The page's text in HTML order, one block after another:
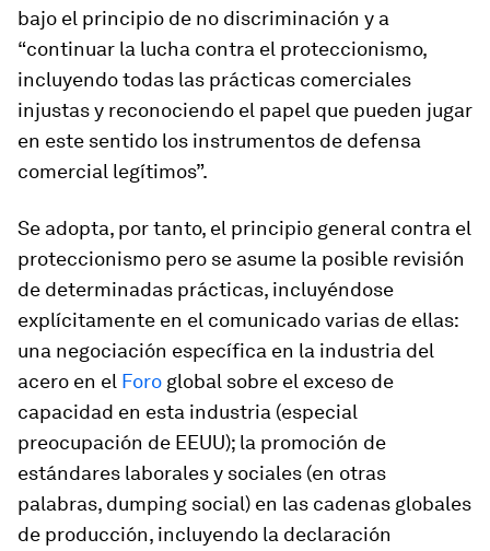
bajo el principio de no discriminación y a
“continuar la lucha contra el proteccionismo,
incluyendo todas las prácticas comerciales
injustas y reconociendo el papel que pueden jugar
en este sentido los instrumentos de defensa
comercial legítimos”.
Se adopta, por tanto, el principio general contra el
proteccionismo pero se asume la posible revisión
de determinadas prácticas, incluyéndose
explícitamente en el comunicado varias de ellas:
una negociación específica en la industria del
acero en el Foro global sobre el exceso de
capacidad en esta industria (especial
preocupación de EEUU); la promoción de
estándares laborales y sociales (en otras
palabras, dumping social) en las cadenas globales
de producción, incluyendo la declaración